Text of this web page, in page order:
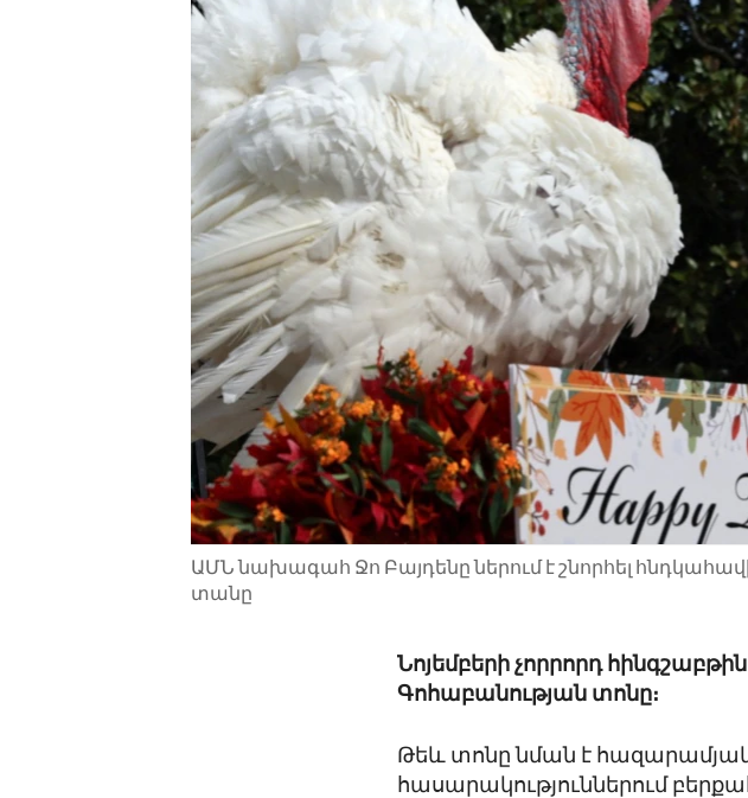
IDEALS AND INSTITUTIONS
ԱՄՆ նախագահ Ջո Բայդենը ներում է շնորհել
տանը
Նոյեմբերի չորրորդ
Գոհաբանության տոնը։
Թեև տոնը նման է
հասարակություններում